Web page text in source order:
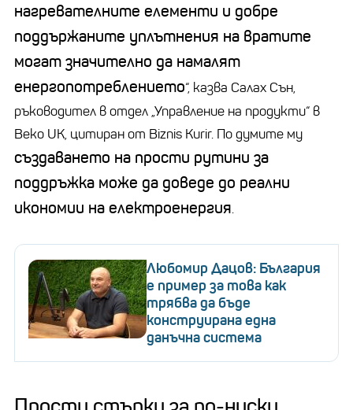
нагревателните елементи и добре
поддържаните уплътнения на вратите
могат значително да намалят
енергопотреблението“, казва Салах Сън,
ръководител в отдел „Управление на продукти“ в
Beko UK, цитиран от Biznis Kurir. По думите му
създаването на прости рутини за
поддръжка може да доведе до реални
икономии на електроенергия.
Любомир Дацов: България
е пример за това как
трябва да бъде
конструирана една
данъчна система